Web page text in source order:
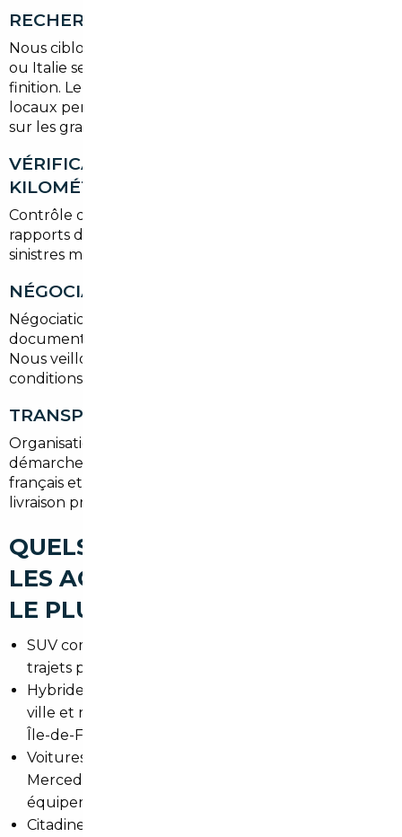
RECHERCHE DU VÉHICULE
Nous ciblons les annonces en Allemagne, Belgique
ou Italie selon vos critères : budget, motorisation,
finition. Le réseau de mandataires et nos contacts
locaux permettent d'accéder à des offres non listées
sur les grandes plateformes.
VÉRIFICATION HISTORIQUE ET
KILOMÉTRAGE
Contrôle du carnet d'entretien, des factures et des
rapports d'expertise pour s'assurer de l'absence de
sinistres majeurs ou de falsification du kilométrage.
NÉGOCIATION ET ACHAT
Négociation des conditions d'achat, vérification des
documents légaux et obtention d'un contrat clair.
Nous veillons à optimiser le prix d'achat et les
conditions de livraison.
TRANSPORT ET IMMATRICULATION
Organisation du transport jusqu'à Villeneuve-le-Roi,
démarches TVA si nécessaire, contrôle technique
français et prise en charge de la carte grise pour une
livraison prête à rouler.
QUELS TYPES DE VOITURES
LES ACHETEURS RECHERCHENT
LE PLUS À VILLENEUVE-LE-ROI
SUV compacts pour les familles, pratiques pour les
trajets périurbains.
Hybrides et électriques pour limiter les coûts en
ville et respecter les zones à faibles émissions en
Île-de-France.
Voitures premium d'occasion (Audi, BMW,
Mercedes) pour un meilleur rapport
équipement/prix via l'import.
Citadines économiques pour les déplacements